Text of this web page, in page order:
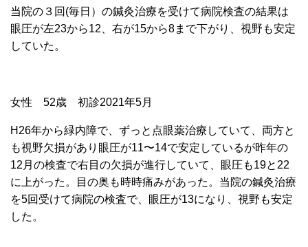
当院の３回(毎日）の鍼灸治療を受けて病院検査の結果は
眼圧が左23から12、右が15から8まで下がり、視野も安定
していた。
女性 52歳 初診2021年5月
H26年から緑内障で、ずっと点眼薬治療していて、両方と
も視野欠損があり眼圧が11〜14で安定しているが昨年の
12月の検査で右目の欠損が進行していて、眼圧も19と22
に上がった。目の奥も時時痛みがあった。当院の鍼灸治療
を5回受けて病院の検査で、眼圧が13になり、視野も安定
した。